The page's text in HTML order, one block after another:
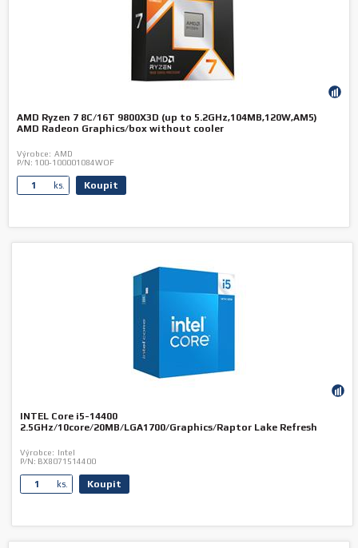
AMD Ryzen 7 8C/16T 9800X3D (up to 5.2GHz,104MB,120W,AM5)
AMD Radeon Graphics/box without cooler
Výrobce: AMD
P/N: 100-100001084WOF
ks. Koupit
INTEL Core i5-14400
2.5GHz/10core/20MB/LGA1700/Graphics/Raptor Lake Refresh
Výrobce: Intel
P/N: BX8071514400
ks. Koupit